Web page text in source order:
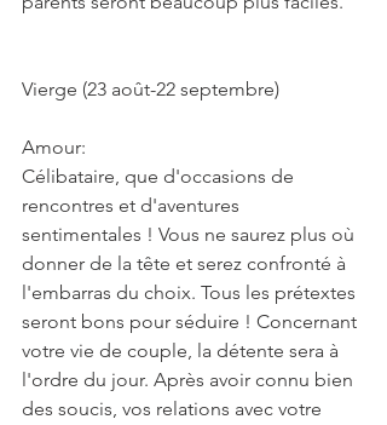
Vierge (23 août-22 septembre)
Amour:
Célibataire, que d'occasions de
rencontres et d'aventures
sentimentales ! Vous ne saurez plus où
donner de la tête et serez confronté à
l'embarras du choix. Tous les prétextes
seront bons pour séduire ! Concernant
votre vie de couple, la détente sera à
l'ordre du jour. Après avoir connu bien
des soucis, vos relations avec votre